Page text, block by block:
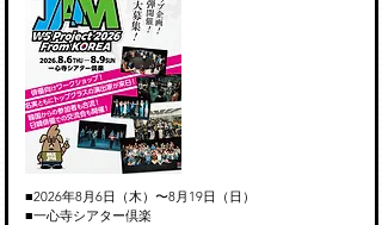
■2026年8月6日（木）〜8月19日（日）
■一心寺シアター倶楽